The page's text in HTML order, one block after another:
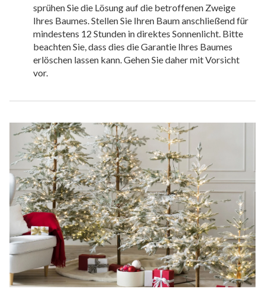
sprühen Sie die Lösung auf die betroffenen Zweige
Ihres Baumes. Stellen Sie Ihren Baum anschließend für
mindestens 12 Stunden in direktes Sonnenlicht. Bitte
beachten Sie, dass dies die Garantie Ihres Baumes
erlöschen lassen kann. Gehen Sie daher mit Vorsicht
vor.